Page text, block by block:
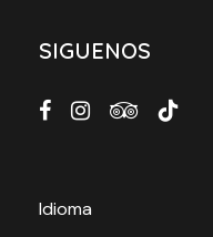
SIGUENOS
Idioma